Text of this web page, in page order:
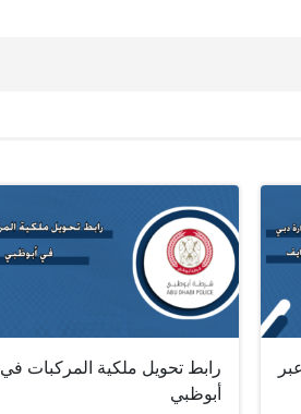
رابط تحويل ملكية المركبات في
أبوظبي